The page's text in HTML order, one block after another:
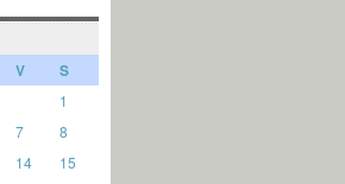
V S
1
7
8
14
15